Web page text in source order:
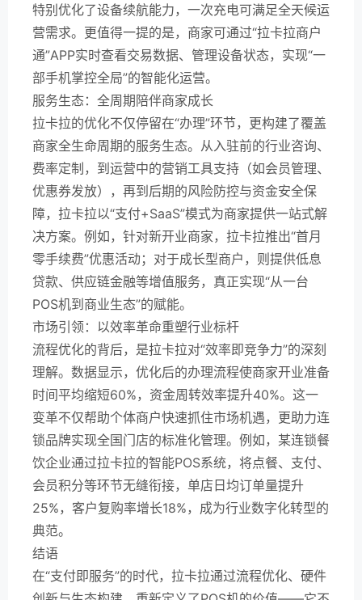
特别优化了设备续航能力，一次充电可满足全天候运
营需求。更值得一提的是，商家可通过“拉卡拉商户
通”APP实时查看交易数据、管理设备状态，实现“一
部手机掌控全局”的智能化运营。
服务生态：全周期陪伴商家成长
拉卡拉的优化不仅停留在“办理”环节，更构建了覆盖
商家全生命周期的服务生态。从入驻前的行业咨询、
费率定制，到运营中的营销工具支持（如会员管理、
优惠券发放），再到后期的风险防控与资金安全保
障，拉卡拉以“支付+SaaS”模式为商家提供一站式解
决方案。例如，针对新开业商家，拉卡拉推出“首月
零手续费”优惠活动；对于成长型商户，则提供低息
贷款、供应链金融等增值服务，真正实现“从一台
POS机到商业生态”的赋能。
市场引领：以效率革命重塑行业标杆
流程优化的背后，是拉卡拉对“效率即竞争力”的深刻
理解。数据显示，优化后的办理流程使商家开业准备
时间平均缩短60%，资金周转效率提升40%。这一
变革不仅帮助个体商户快速抓住市场机遇，更助力连
锁品牌实现全国门店的标准化管理。例如，某连锁餐
饮企业通过拉卡拉的智能POS系统，将点餐、支付、
会员积分等环节无缝衔接，单店日均订单量提升
25%，客户复购率增长18%，成为行业数字化转型的
典范。
结语
在“支付即服务”的时代，拉卡拉通过流程优化、硬件